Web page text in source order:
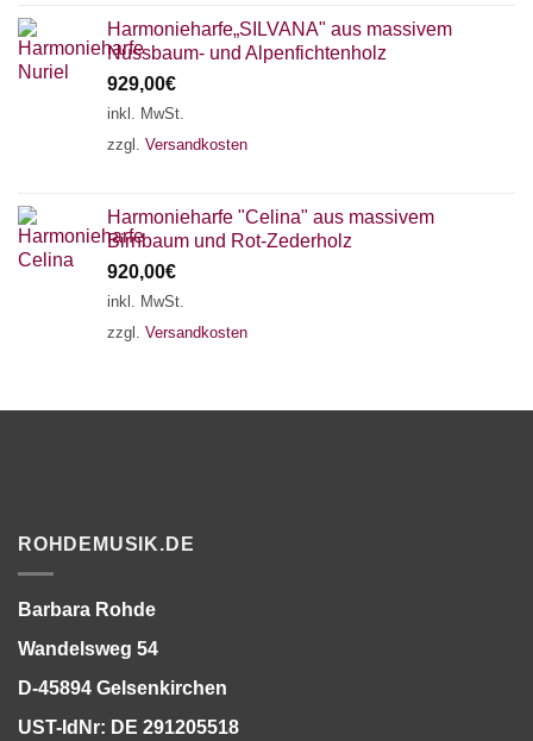
Harmonieharfe„SILVANA" aus massivem
Nussbaum- und Alpenfichtenholz
929,00€
inkl. MwSt.
zzgl. Versandkosten
Harmonieharfe "Celina" aus massivem
Birnbaum und Rot-Zederholz
920,00€
inkl. MwSt.
zzgl. Versandkosten
ROHDEMUSIK.DE
Barbara Rohde
Wandelsweg 54
D-45894 Gelsenkirchen
UST-IdNr: DE 291205518